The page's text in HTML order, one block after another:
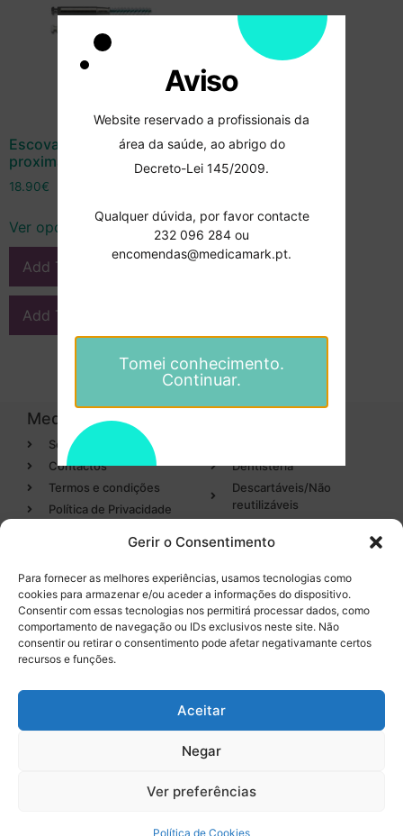
Gerir o Consentimento
Para fornecer as melhores experiências, usamos tecnologias como
cookies para armazenar e/ou aceder a informações do dispositivo.
Consentir com essas tecnologias nos permitirá processar dados, como
comportamento de navegação ou IDs exclusivos neste site. Não
consentir ou retirar o consentimento pode afetar negativamante certos
recursos e funções.
Aceitar
Negar
Ver preferências
Política de Cookies
Escovas Rotoprox inter-
proximais – Hager Werken
18.90€
Ver opções
Add To Compare
Add To Wishlist
Medicamark
Sobre
Contactos
Termos e condições
Política de Privacidade
Dentisteria
Descartáveis/Não
reutilizáveis
Desinfectantes
Categorias
Endodontia
Higiene Oral
Entregas em 24h
de produtos em stock
nacional)
Licença INFARMED Nº 220/DM2016Resolução de conflitos de Consumo
Aviso
Website reservado a profissionais da
área da saúde, ao abrigo do
Decreto-Lei 145/2009.
Qualquer dúvida, por favor contacte
232 096 284 ou
encomendas@medicamark.pt.
Tomei conhecimento.
Continuar.